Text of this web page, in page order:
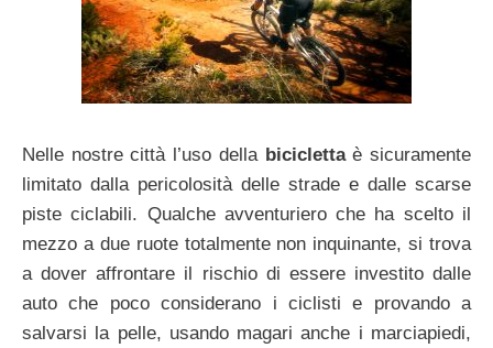
Nelle nostre città l’uso della biciclettaè sicuramente
limitato dalla pericolosità delle strade e dalle scarse
piste ciclabili. Qualche avventuriero che ha scelto il
mezzo a due ruote totalmente non inquinante, si trova
a dover affrontare il rischio di essere investito dalle
auto che poco considerano i ciclisti e provando a
salvarsi la pelle, usando magari anche i marciapiedi,